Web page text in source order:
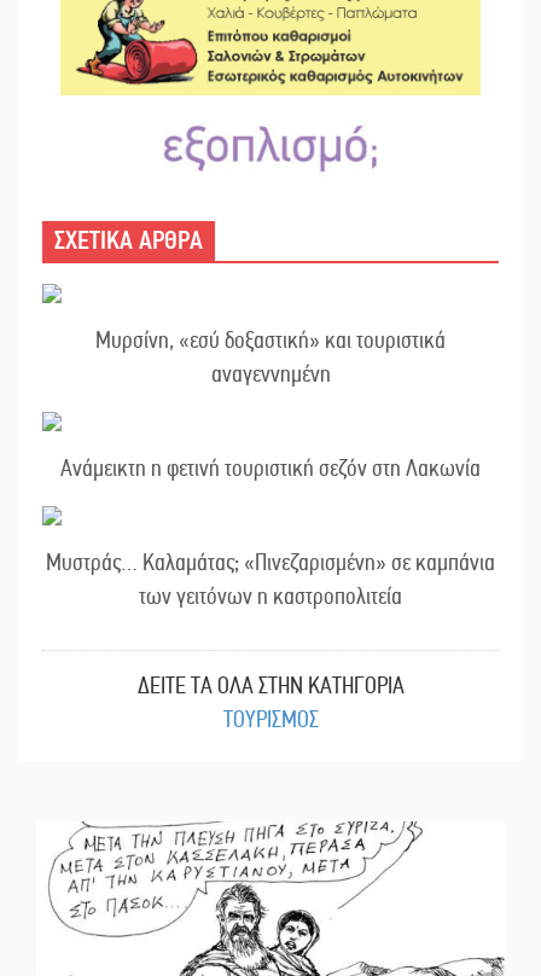
ΣΧΕΤΙΚΑ ΑΡΘΡΑ
Μυρσίνη, «εσύ δοξαστική» και τουριστικά
αναγεννημένη
Ανάμεικτη η φετινή τουριστική σεζόν στη Λακωνία
Μυστράς… Καλαμάτας; «Πινεζαρισμένη» σε καμπάνια
των γειτόνων η καστροπολιτεία
ΔΕΙΤΕ ΤΑ ΟΛΑ ΣΤΗΝ ΚΑΤΗΓΟΡΙΑ
ΤΟΥΡΙΣΜΟΣ